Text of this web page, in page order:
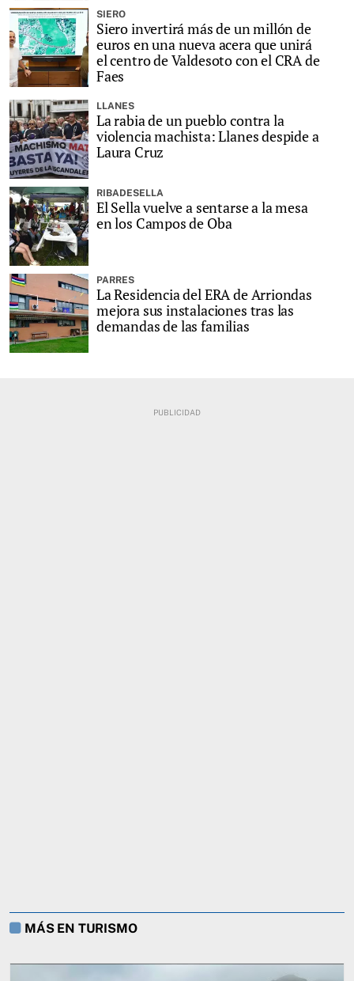
SIERO
Siero invertirá más de un millón de
euros en una nueva acera que unirá
el centro de Valdesoto con el CRA de
Faes
LLANES
La rabia de un pueblo contra la
violencia machista: Llanes despide a
Laura Cruz
RIBADESELLA
El Sella vuelve a sentarse a la mesa
en los Campos de Oba
PARRES
La Residencia del ERA de Arriondas
mejora sus instalaciones tras las
demandas de las familias
MÁS EN TURISMO